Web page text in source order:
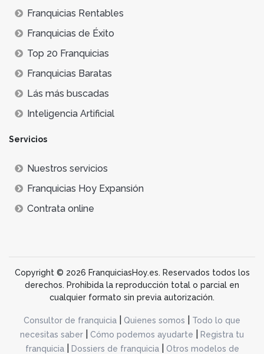
Franquicias Rentables
Franquicias de Éxito
Top 20 Franquicias
Franquicias Baratas
Lás más buscadas
Inteligencia Artificial
Servicios
Nuestros servicios
Franquicias Hoy Expansión
Contrata online
Copyright © 2026 FranquiciasHoy.es. Reservados todos los
derechos. Prohibida la reproducción total o parcial en
cualquier formato sin previa autorización.
Consultor de franquicia Quienes somos
Todo lo que
necesitas saber
Cómo podemos ayudarte
Registra tu
franquicia| Dossiers de franquicia| Otros modelos de